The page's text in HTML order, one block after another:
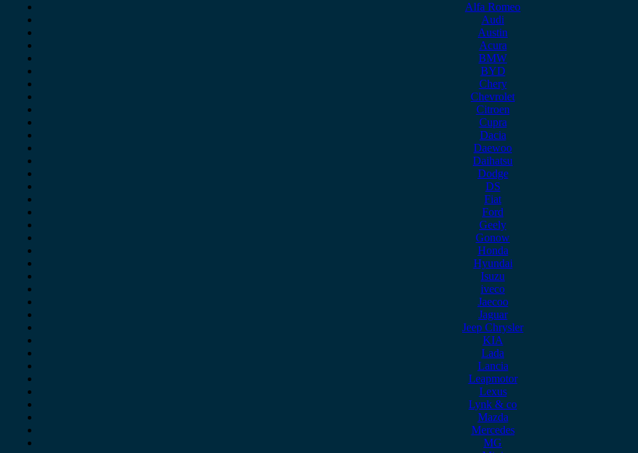
Alfa Romeo
Audi
Austin
Acura
BMW
BYD
Chery
Chevrolet
Citroen
Cupra
Dacia
Daewoo
Daihatsu
Dodge
DS
Fiat
Ford
Geely
Gonow
Honda
Hyundai
Isuzu
iveco
Jaecoo
Jaguar
Jeep Chrysler
KIA
Lada
Lancia
Leapmotor
Lexus
Lynk & co
Mazda
Mercedes
MG